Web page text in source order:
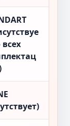
всех